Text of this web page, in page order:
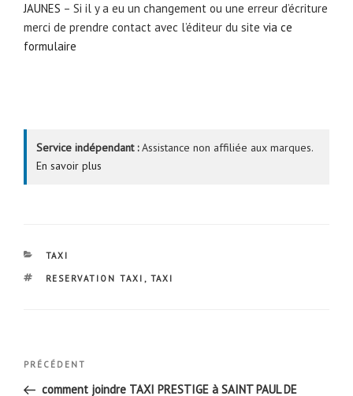
JAUNES – Si il y a eu un changement ou une erreur d’écriture
merci de prendre contact avec l’éditeur du site via ce
formulaire
Service indépendant :Assistance non affiliée aux marques.
En savoir plus
CATÉGORIES
TAXI
ÉTIQUETTES
RESERVATION TAXI , TAXI
Navigation
Article
précédent
PRÉCÉDENT
comment joindre TAXI PRESTIGE à SAINT PAUL DE